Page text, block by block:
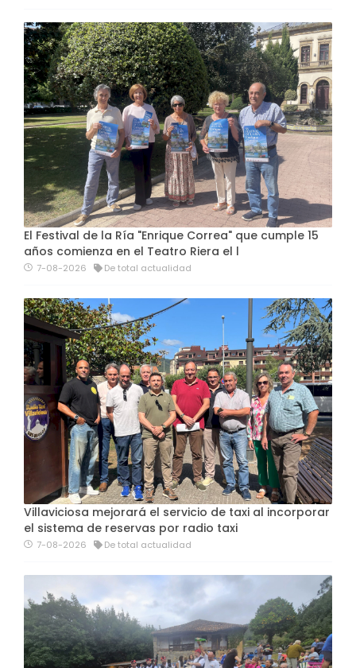
El Festival de la Ría "Enrique Correa" que cumple 15
años comienza en el Teatro Riera el l
7-08-2026 De total actualidad
Villaviciosa mejorará el servicio de taxi al incorporar
el sistema de reservas por radio taxi
7-08-2026 De total actualidad